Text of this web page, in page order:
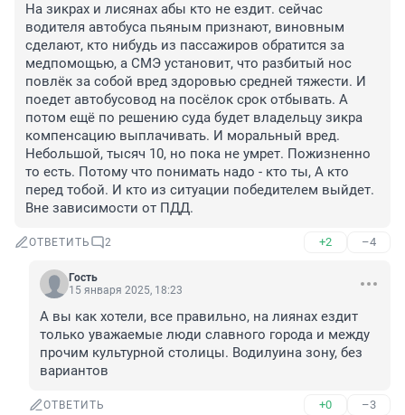
На зикрах и лисянах абы кто не ездит. сейчас
водителя автобуса пьяным признают, виновным
сделают, кто нибудь из пассажиров обратится за
медпомощью, а СМЭ установит, что разбитый нос
повлёк за собой вред здоровью средней тяжести. И
поедет автобусовод на посёлок срок отбывать. А
потом ещё по решению суда будет владельцу зикра
компенсацию выплачивать. И моральный вред.
Небольшой, тысяч 10, но пока не умрет. Пожизненно
то есть. Потому что понимать надо - кто ты, А кто
перед тобой. И кто из ситуации победителем выйдет.
Вне зависимости от ПДД.
ОТВЕТИТЬ 2 +2 –4
Гость
15 января 2025, 18:23
А вы как хотели, все правильно, на лиянах ездит
только уважаемые люди славного города и между
прочим культурной столицы. Водилуина зону, без
вариантов
ОТВЕТИТЬ +0 –3